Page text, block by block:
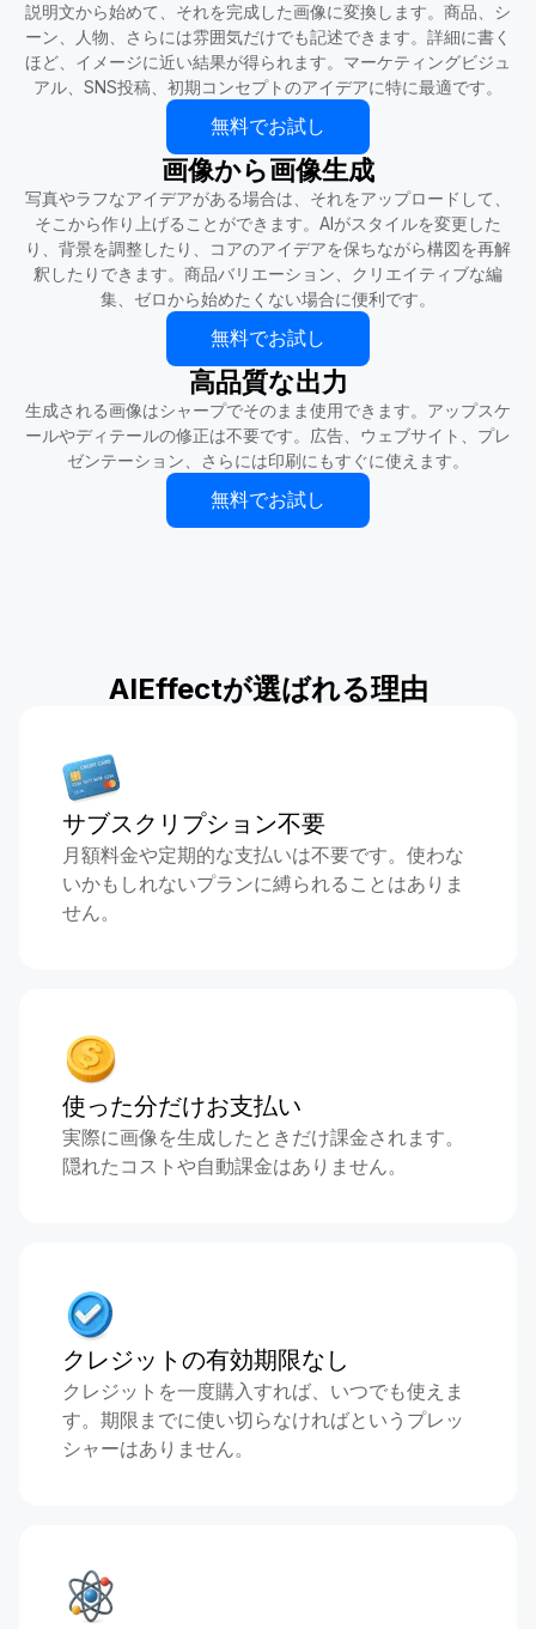
説明文から始めて、それを完成した画像に変換します。商品、シ
ーン、人物、さらには雰囲気だけでも記述できます。詳細に書く
ほど、イメージに近い結果が得られます。マーケティングビジュ
アル、SNS投稿、初期コンセプトのアイデアに特に最適です。
無料でお試し
画像から画像生成
写真やラフなアイデアがある場合は、それをアップロードして、
そこから作り上げることができます。AIがスタイルを変更した
り、背景を調整したり、コアのアイデアを保ちながら構図を再解
釈したりできます。商品バリエーション、クリエイティブな編
集、ゼロから始めたくない場合に便利です。
無料でお試し
高品質な出力
生成される画像はシャープでそのまま使用できます。アップスケ
ールやディテールの修正は不要です。広告、ウェブサイト、プレ
ゼンテーション、さらには印刷にもすぐに使えます。
無料でお試し
AIEffectが選ばれる理由
サブスクリプション不要
月額料金や定期的な支払いは不要です。使わな
いかもしれないプランに縛られることはありま
せん。
使った分だけお支払い
実際に画像を生成したときだけ課金されます。
隠れたコストや自動課金はありません。
クレジットの有効期限なし
クレジットを一度購入すれば、いつでも使えま
す。期限までに使い切らなければというプレッ
シャーはありません。